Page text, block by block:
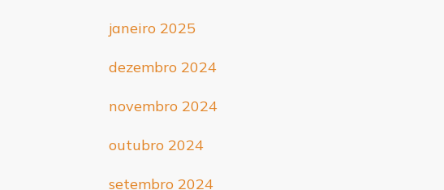
janeiro 2025
dezembro 2024
novembro 2024
outubro 2024
setembro 2024